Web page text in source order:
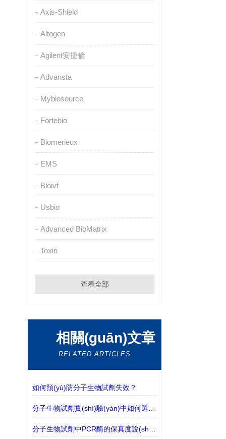
Axis-Shield
Altogen
Agilent安捷倫
Advansta
Mybiosource
Fortebio
Biomerieux
EMS
Bioivt
Usbio
Advanced BioMatrix
Toxin
查看全部
相關(guān)文章
RELATED ARTICLES
如何預(yù)防分子生物試劑失效？